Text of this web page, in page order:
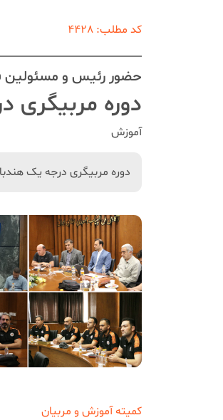
کد مطلب: 4428
حضور رئیس و مسئولین
دوره مربیگری
آموزش
دوره مربیگری درجه یک
کمیته آموزش و مربیان